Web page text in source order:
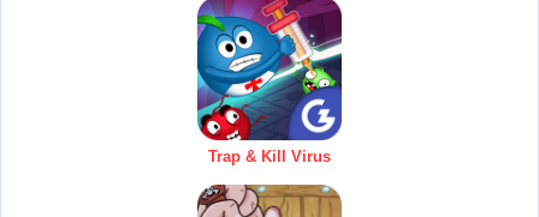
Trap & Kill Virus